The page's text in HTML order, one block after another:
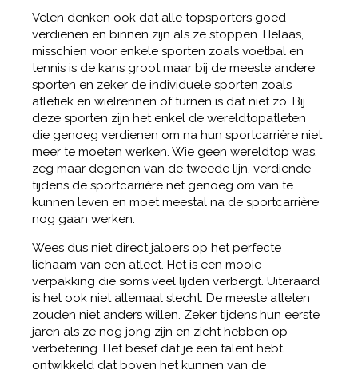
Velen denken ook dat alle topsporters goed
verdienen en binnen zijn als ze stoppen. Helaas,
misschien voor enkele sporten zoals voetbal en
tennis is de kans groot maar bij de meeste andere
sporten en zeker de individuele sporten zoals
atletiek en wielrennen of turnen is dat niet zo. Bij
deze sporten zijn het enkel de wereldtopatleten
die genoeg verdienen om na hun sportcarrière niet
meer te moeten werken. Wie geen wereldtop was,
zeg maar degenen van de tweede lijn, verdiende
tijdens de sportcarrière net genoeg om van te
kunnen leven en moet meestal na de sportcarrière
nog gaan werken.
Wees dus niet direct jaloers op het perfecte
lichaam van een atleet. Het is een mooie
verpakking die soms veel lijden verbergt. Uiteraard
is het ook niet allemaal slecht. De meeste atleten
zouden niet anders willen. Zeker tijdens hun eerste
jaren als ze nog jong zijn en zicht hebben op
verbetering. Het besef dat je een talent hebt
ontwikkeld dat boven het kunnen van de